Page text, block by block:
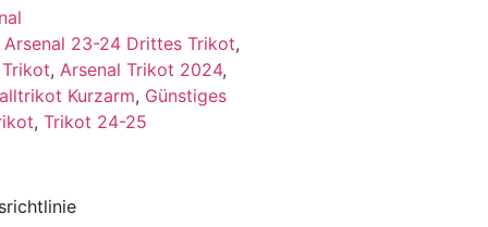
Arsenal 23-24 Drittes Trikot,
, Arsenal Trikot 2024,
Kurzarm, Günstiges
, Trikot 24-25